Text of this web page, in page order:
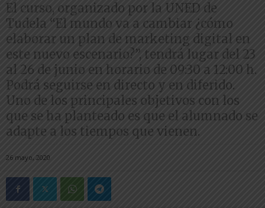
El curso, organizado por la UNED de
Tudela “El mundo va a cambiar ¿cómo
elaborar un plan de marketing digital en
este nuevo escenario?”, tendrá lugar del 23
al 26 de junio en horario de 09:30 a 12:00 h.
Podrá seguirse en directo y en diferido.
Uno de los principales objetivos con los
que se ha planteado es que el alumnado se
adapte a los tiempos que vienen.
26 mayo, 2020